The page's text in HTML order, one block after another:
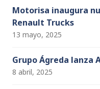
Motorisa inaugura
Renault Trucks
13 mayo, 2025
Grupo Ágreda lanza
8 abril, 2025